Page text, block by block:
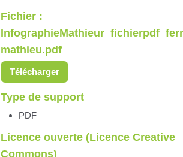
Fichier :
mathieu.pdf
Télécharger
Type de support
PDF
Licence ouverte (Licence Creative
Commons)